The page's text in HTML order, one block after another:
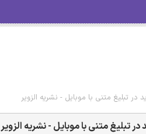
تبلیغ متنی با موبایل - نشریه الزویر
تبلیغ متنی با موبایل - نشریه الزویر